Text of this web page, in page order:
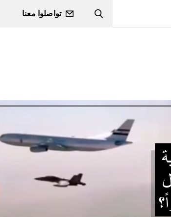
Search
تواصلوا معنا